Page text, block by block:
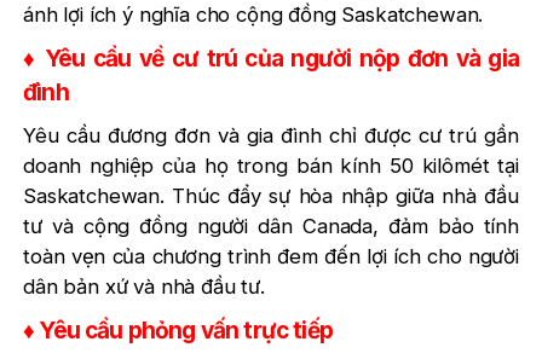
ánh lợi ích ý nghĩa cho cộng đồng Saskatchewan.
♦ Yêu cầu về cư trú của người nộp đơn và gia
đình
Yêu cầu đương đơn và gia đình chỉ được cư trú gần
doanh nghiệp của họ trong bán kính 50 kilômét tại
Saskatchewan. Thúc đẩy sự hòa nhập giữa nhà đầu
tư và cộng đồng người dân Canada, đảm bảo tính
toàn vẹn của chương trình đem đến lợi ích cho người
dân bản xứ và nhà đầu tư.
♦ Yêu cầu phỏng vấn trực tiếp